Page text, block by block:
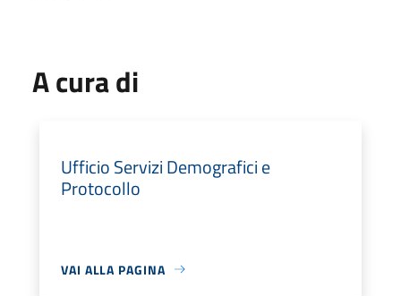
A cura di
Ufficio Servizi Demografici e
Protocollo
VAI ALLA PAGINA